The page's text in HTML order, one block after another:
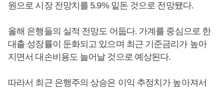
원으로 시장 전망치를 5.9% 밑돈 것으로 전망됐다.
올해 은행들의 실적 전망도 어둡다. 가계를 중심으로 한
대출 성장률이 둔화되고 있으며 최근 기준금리가 높아
지면서 대손비용도 늘어날 것으로 예상된다.
따라서 최근 은행주의 상승은 이익 추정치가 높아져서